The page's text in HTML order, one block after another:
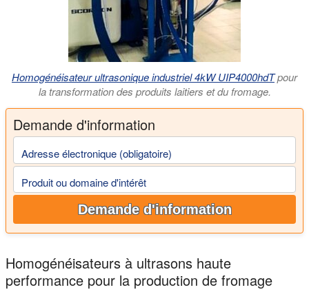
Homogénéisateur ultrasonique industriel 4kW UIP4000hdTpour
la transformation des produits laitiers et du fromage.
Demande d'information
Adresse électronique (obligatoire)
Produit ou domaine d'intérêt
Demande d'information
Homogénéisateurs à ultrasons haute
performance pour la production de fromage